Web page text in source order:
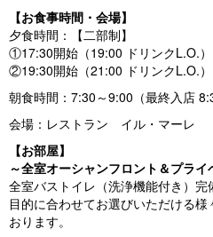
【お食事時間・会場】
夕食時間：【二部制】
①17:30開始（19:00 ドリンクL.O.）
②19:30開始（21:00 ドリンクL.O.）
朝食時間：7:30～9:00（最終入店
会場：レストラン イル・マーレ
【お部屋】
～全室オーシャンフロント＆プラ
全室バストイレ（洗浄機能付き）完
目的に合わせてお選びいただける
おります。